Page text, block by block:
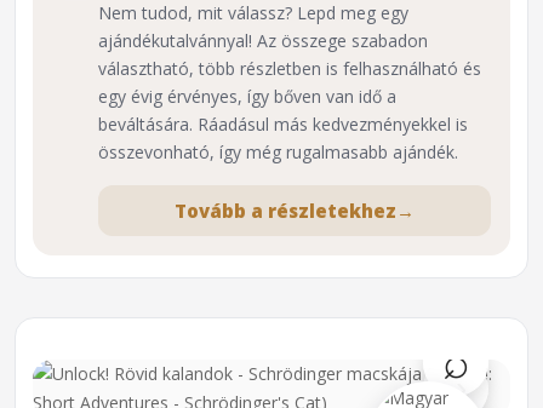
›
⌕
Nem tudod, mit válassz? Lepd meg egy
ajándékutalvánnyal! Az összege szabadon
választható, több részletben is felhasználható és
egy évig érvényes, így bőven van idő a
beváltására. Ráadásul más kedvezményekkel is
összevonható, így még rugalmasabb ajándék.
Tovább a részletekhez →